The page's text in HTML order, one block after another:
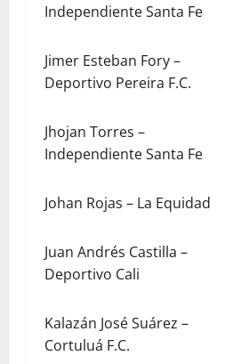
Independiente Santa Fe
Jimer Esteban Fory –
Deportivo Pereira F.C.
Jhojan Torres –
Independiente Santa Fe
Johan Rojas – La Equidad
Juan Andrés Castilla –
Deportivo Cali
Kalazán José Suárez –
Cortuluá F.C.